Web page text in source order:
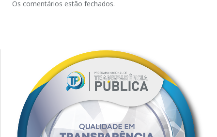
Os comentários estão fechados.